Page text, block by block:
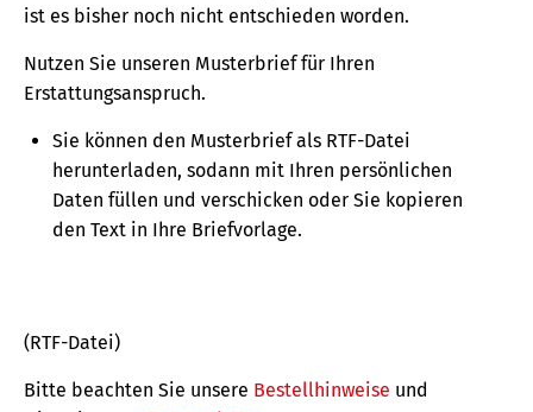
ist es bisher noch nicht entschieden worden.
Nutzen Sie unseren Musterbrief für Ihren
Erstattungsanspruch.
Sie können den Musterbrief als RTF-Datei
herunterladen, sodann mit Ihren persönlichen
Daten füllen und verschicken oder Sie kopieren
den Text in Ihre Briefvorlage.
(RTF-Datei)
Bitte beachten Sie unsere Bestellhinweise und